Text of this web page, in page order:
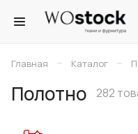
Главная – Каталог –
Полотно 282